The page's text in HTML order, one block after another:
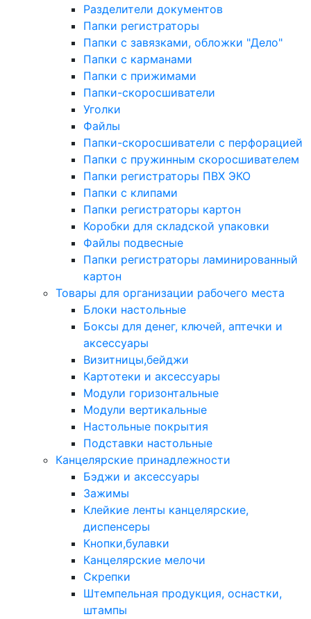
Разделители документов
Папки регистраторы
Папки с завязками, обложки "Дело"
Папки с карманами
Папки с прижимами
Папки-скоросшиватели
Уголки
Файлы
Папки-скоросшиватели с перфорацией
Папки с пружинным скоросшивателем
Папки регистраторы ПВХ ЭКО
Папки с клипами
Папки регистраторы картон
Коробки для складской упаковки
Файлы подвесные
Папки регистраторы ламинированный
картон
Товары для организации рабочего места
Блоки настольные
Боксы для денег, ключей, аптечки и
аксессуары
Визитницы,бейджи
Картотеки и аксессуары
Модули горизонтальные
Модули вертикальные
Настольные покрытия
Подставки настольные
Канцелярские принадлежности
Бэджи и аксессуары
Зажимы
Клейкие ленты канцелярские,
диспенсеры
Кнопки,булавки
Канцелярские мелочи
Скрепки
Штемпельная продукция, оснастки,
штампы